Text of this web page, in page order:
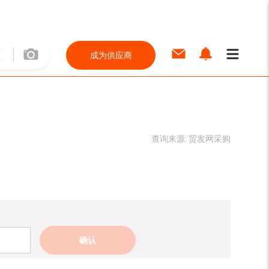
成为供应商
查询来源: 贸发网采购
确认